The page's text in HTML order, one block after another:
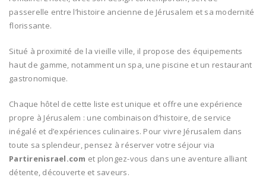
passerelle entre l’histoire ancienne de Jérusalem et sa modernité
florissante.
Situé à proximité de la vieille ville, il propose des équipements
haut de gamme, notamment un spa, une piscine et un restaurant
gastronomique.
Chaque hôtel de cette liste est unique et offre une expérience
propre à Jérusalem : une combinaison d’histoire, de service
inégalé et d’expériences culinaires. Pour vivre Jérusalem dans
toute sa splendeur, pensez à réserver votre séjour via
Partirenisrael.com et plongez-vous dans une aventure alliant
détente, découverte et saveurs.